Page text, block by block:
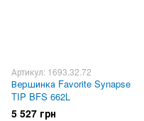
Артикул: 1693.32.72
Вершинка Favorite Synapse
TIP BFS 662L
5 527 грн